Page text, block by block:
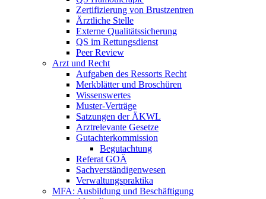
Zertifizierung von Brustzentren
Ärztliche Stelle
Externe Qualitätssicherung
QS im Rettungsdienst
Peer Review
Arzt und Recht
Aufgaben des Ressorts Recht
Merkblätter und Broschüren
Wissenswertes
Muster-Verträge
Satzungen der ÄKWL
Arztrelevante Gesetze
Gutachterkommission
Begutachtung
Referat GOÄ
Sachverständigenwesen
Verwaltungspraktika
MFA: Ausbildung und Beschäftigung